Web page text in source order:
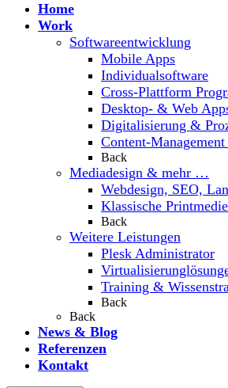
Home
Work
Softwareentwicklung
Mobile Apps
Individualsoftware
Cross-Plattform
Desktop- & Web
Digitalisierung &
Content-
Back
Mediadesign & mehr …
Webdesign, SEO,
Klassische
Back
Weitere Leistungen
Plesk Administrator
Training &
Back
Back
News & Blog
Referenzen
Kontakt